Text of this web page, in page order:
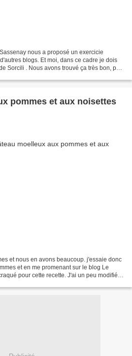
nous a proposé un exercicie
blogs. Et moi, dans ce cadre je dois
Sorcili . Nous avons trouvé ça très bon, par
pommes et aux noisettes
et nous en avons beaucoup. j'essaie donc
et en me promenant sur le blog Le
pour cette recette. J'ai un peu modifié